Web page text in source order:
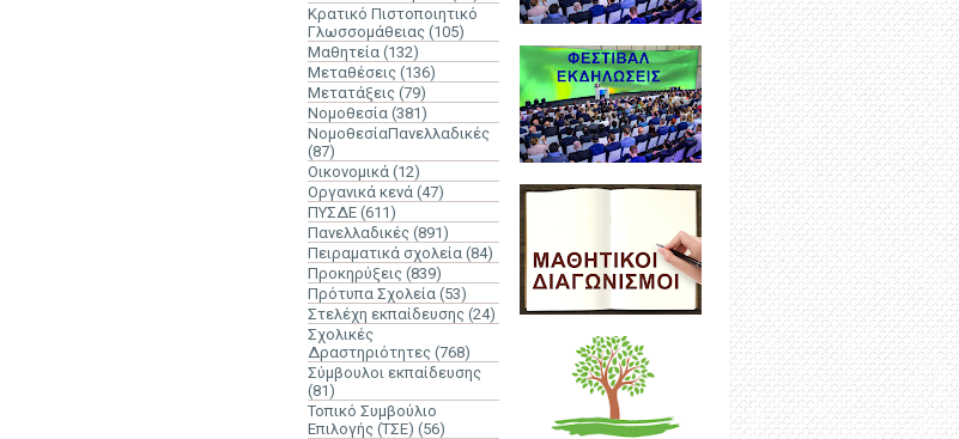
Κρατικό Πιστοποιητικό
Γλωσσομάθειας (105)
Μαθητεία (132)
Μεταθέσεις (136)
Μετατάξεις (79)
Νομοθεσία (381)
ΝομοθεσίαΠανελλαδικές
(87)
Οικονομικά (12)
Οργανικά κενά (47)
ΠΥΣΔΕ (611)
Πανελλαδικές (891)
Πειραματικά σχολεία (84)
Προκηρύξεις (839)
Πρότυπα Σχολεία (53)
Στελέχη εκπαίδευσης (24)
Σχολικές
Δραστηριότητες (768)
Σύμβουλοι εκπαίδευσης
(81)
Τοπικό Συμβούλιο
Επιλογής (ΤΣΕ) (56)